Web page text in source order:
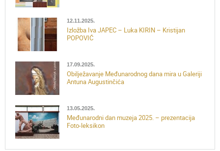
12.11.2025.
Izložba Iva JAPEC – Luka KIRIN – Kristijan
POPOVIĆ
17.09.2025.
Obilježavanje Međunarodnog dana mira u Galeriji
Antuna Augustinčića
13.05.2025.
Međunarodni dan muzeja 2025. – prezentacija
Foto-leksikon